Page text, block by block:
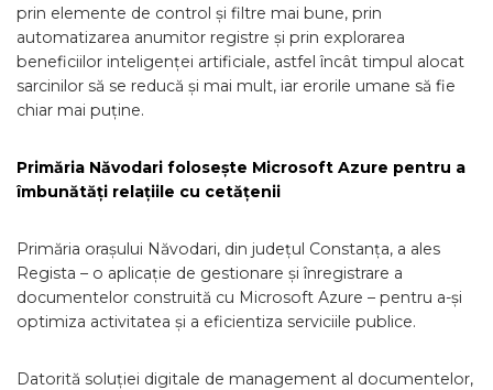
prin elemente de control și filtre mai bune, prin
automatizarea anumitor registre și prin explorarea
beneficiilor inteligenței artificiale, astfel încât timpul alocat
sarcinilor să se reducă și mai mult, iar erorile umane să fie
chiar mai puține.
Primăria Năvodari folosește Microsoft Azure pentru a
îmbunătăți relațiile cu cetățenii
Primăria orașului Năvodari, din județul Constanța, a ales
Regista – o aplicație de gestionare și înregistrare a
documentelor construită cu Microsoft Azure – pentru a-și
optimiza activitatea și a eficientiza serviciile publice.
Datorită soluției digitale de management al documentelor,